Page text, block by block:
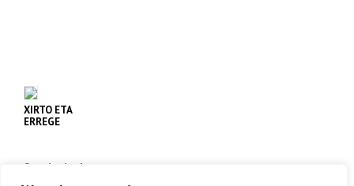
XIRTO ETA
ERREGE
Sentipuinak